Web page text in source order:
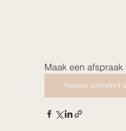
Maak een
Nieuwe zonnebril